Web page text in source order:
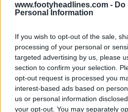
www.footyheadlines.com -
Personal Information
If you wish to opt-out of the sale,
processing of your personal or
targeted advertising by us, please
section to confirm your selection.
opt-out request is processed you
interest-based ads based on
us or personal information
your opt-out. You may separately